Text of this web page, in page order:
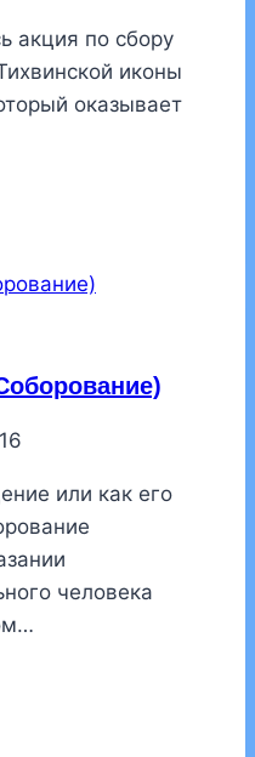
акция по сбору
иконы
оказывает
или как его
человека